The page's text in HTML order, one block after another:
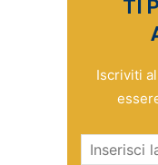
TI
Iscriviti